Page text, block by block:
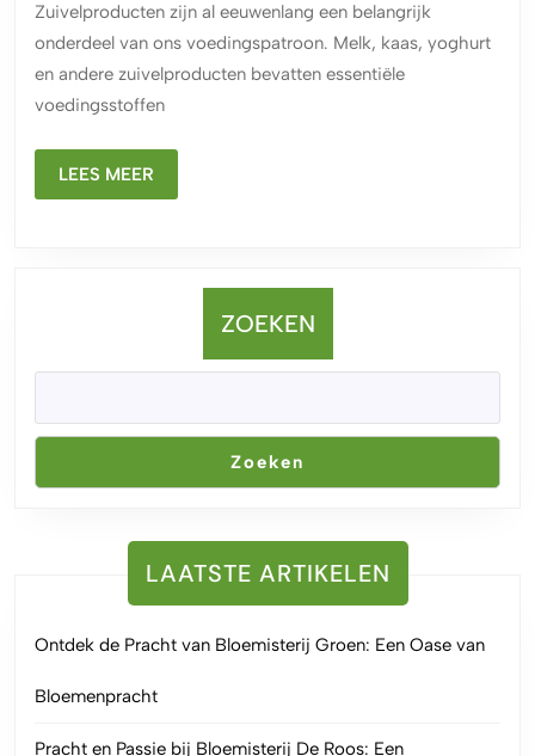
Zuivelproducten zijn al eeuwenlang een belangrijk
onderdeel van ons voedingspatroon. Melk, kaas, yoghurt
en andere zuivelproducten bevatten essentiële
voedingsstoffen
LEES MEER
MEER
ZOEKEN
Zoeken
LAATSTE ARTIKELEN
Ontdek de Pracht van Bloemisterij Groen: Een Oase van
Bloemenpracht
Pracht en Passie bij Bloemisterij De Roos: Een